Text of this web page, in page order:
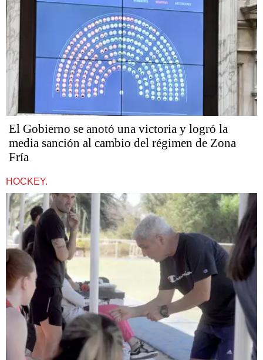
El Gobierno se anotó una victoria y logró la
media sanción al cambio del régimen de Zona
Fría
HOCKEY.